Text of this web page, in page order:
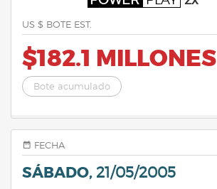
US $ BOTE EST.
$182.1 MILLONES
Bote acumulado
FECHA
SÁBADO, 21/05/2005